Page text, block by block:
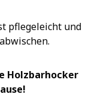
pflegeleicht und
Holzbarhocker